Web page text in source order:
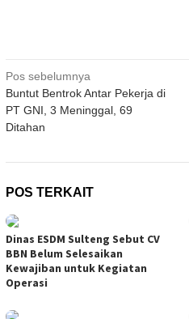
Navigasi
pos
Pos sebelumnya
Buntut Bentrok Antar Pekerja di
PT GNI, 3 Meninggal, 69
Ditahan
POS TERKAIT
Dinas ESDM Sulteng Sebut CV
BBN Belum Selesaikan
Kewajiban untuk Kegiatan
Operasi